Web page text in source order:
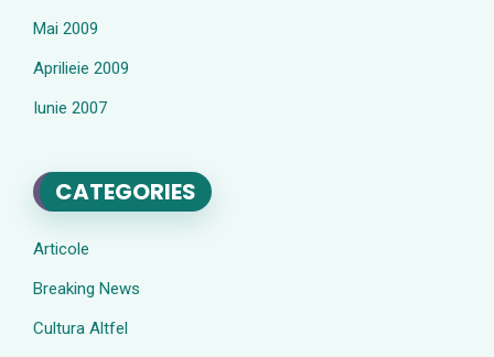
Mai 2009
Aprilieie 2009
Iunie 2007
CATEGORIES
Articole
Breaking News
Cultura Altfel